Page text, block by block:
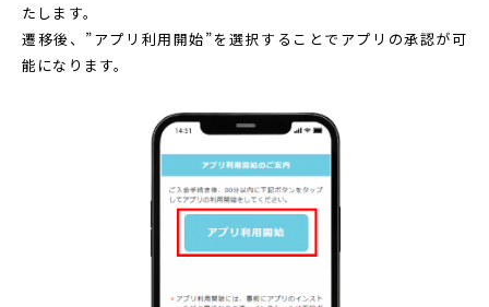
たします。
遷移後、”アプリ利用開始”を選択することで アプリの承認が可
能になります。